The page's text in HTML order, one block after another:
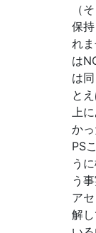
（
保
れ
は
は
と
上
か
PS
う
う
ア
解